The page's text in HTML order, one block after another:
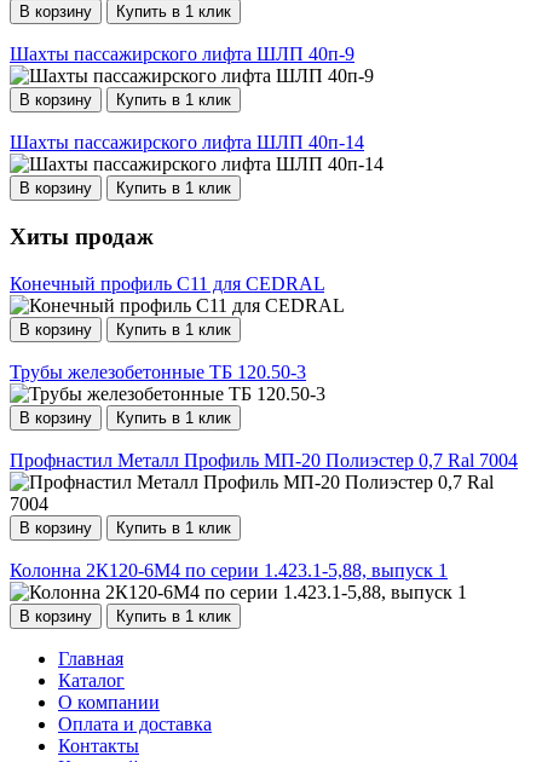
В корзину Купить в 1 клик
Шахты пассажирского лифта ШЛП 40п-9
В корзину Купить в 1 клик
Шахты пассажирского лифта ШЛП 40п-14
В корзину Купить в 1 клик
Хиты продаж
Конечный профиль C11 для CEDRAL
В корзину Купить в 1 клик
Трубы железобетонные ТБ 120.50-3
В корзину Купить в 1 клик
Профнастил Металл Профиль МП-20 Полиэстер 0,7 Ral 7004
В корзину Купить в 1 клик
Колонна 2К120-6М4 по серии 1.423.1-5,88, выпуск 1
В корзину Купить в 1 клик
Главная
Каталог
О компании
Оплата и доставка
Контакты